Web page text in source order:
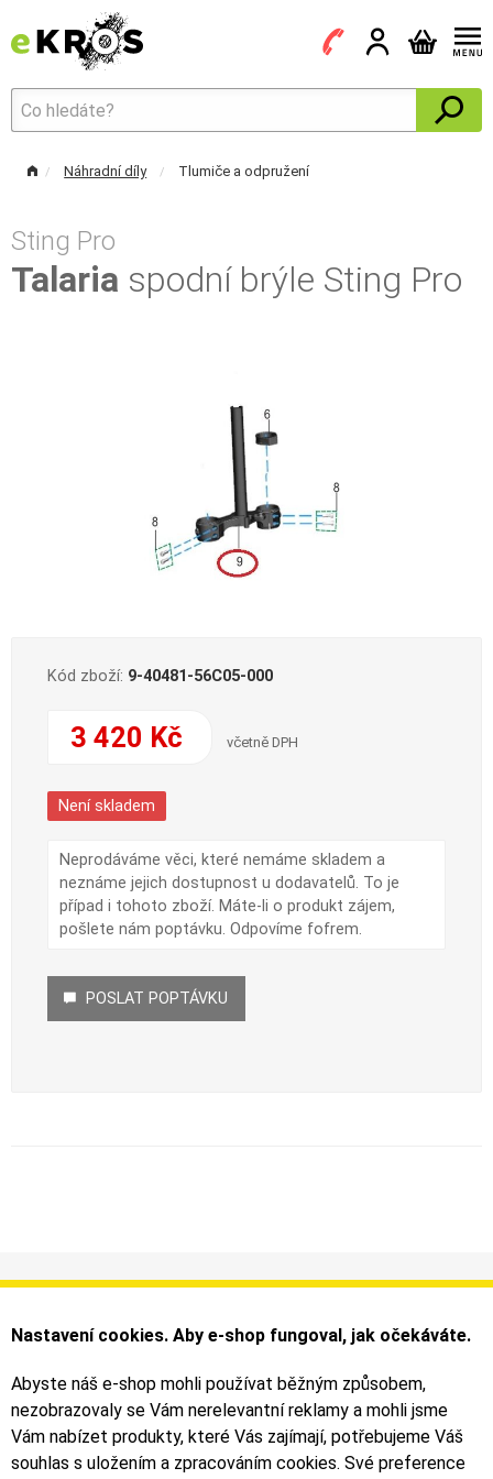
Náhradní díly Tlumiče a odpružení
Sting Pro
Talaria spodní brýle Sting Pro
Kód zboží: 9-40481-56C05-000
3 420 Kč včetně DPH
Není skladem
Neprodáváme věci, které nemáme skladem a
neznáme jejich dostupnost u dodavatelů. To je
případ i tohoto zboží. Máte-li o produkt zájem,
pošlete nám poptávku. Odpovíme fofrem.
POSLAT POPTÁVKU
Informace
Obchodní podmínky
Můj účet
Faktury
Bezpečné on-line platby dodává ComGate
Nastavení cookies. Aby e-shop fungoval, jak očekáváte.
Abyste náš e-shop mohli používat běžným způsobem,
nezobrazovaly se Vám nerelevantní reklamy a mohli jsme
Vám nabízet produkty, které Vás zajímají, potřebujeme Váš
souhlas s uložením a zpracováním cookies. Své preference